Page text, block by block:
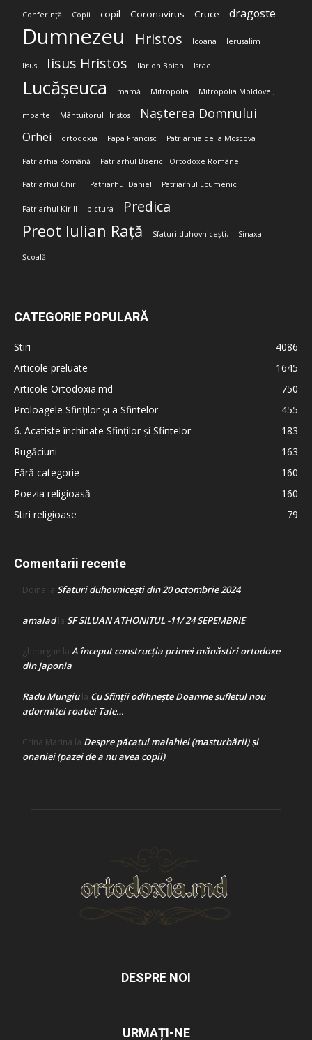
Conferință Copii copil Coronavirus Cruce dragoste
Dumnezeu Hristos Icoana Ierusalim
Iisus Iisus Hristos Ilarion Boian Israel
Lucășeuca mamă Mitropolia Mitropolia Moldovei;
moarte Mântuitorul Hristos Nașterea Domnului
Orhei ortodoxia Papa Francisc Patriarhia de la Moscova
Patriarhia Română Patriarhul Bisericii Ortodoxe Române
Patriarhul Chiril Patriarhul Daniel Patriarhul Ecumenic
Patriarhul Kirill pictura Predica
Preot Iulian Rață Sfaturi duhovnicești; Sinaxa
Școală
CATEGORIE POPULARĂ
Stiri
4086
Articole preluate
1645
Articole Ortodoxia.md
750
Proloagele Sfinților și a Sfintelor
455
6. Acatiste închinate Sfinților și Sfintelor
183
Rugăciuni
163
Fără categorie
160
Poezia religioasă
160
Stiri religioase
79
Comentarii recente
Doina la Sfaturi duhovnicești din 20 octombrie 2024
amaladla SF SILUAN ATHONITUL -11/ 24 SEPEMBRIE
gheorghe la A început construcţia primei mănăstiri ortodoxe
din Japonia
Radu Mungiula Cu Sfinții odihnește Doamne sufletul nou
adormitei roabei Tale…
Crina Marina la Despre păcatul malahiei (masturbării) şi
onaniei (pazei de a nu avea copii)
DESPRE NOI
URMAȚI-NE